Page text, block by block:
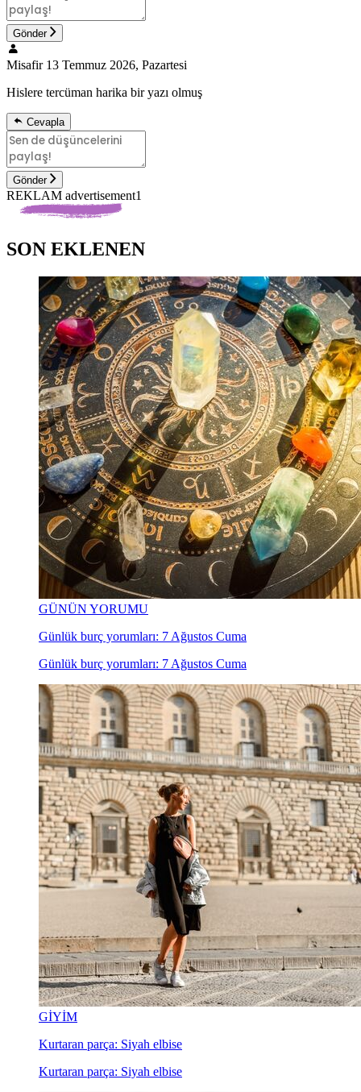
Gönder
Misafir 13 Temmuz 2026, Pazartesi
Hislere tercüman harika bir yazı olmuş
Cevapla
Gönder
REKLAM advertisement1
SON EKLENEN
GÜNÜN YORUMU
Günlük burç yorumları: 7 Ağustos Cuma
Günlük burç yorumları: 7 Ağustos Cuma
GİYİM
Kurtaran parça: Siyah elbise
Kurtaran parça: Siyah elbise